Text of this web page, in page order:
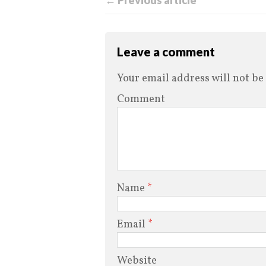
Leave a comment
Your email address will not
Comment
Name *
Email *
Website